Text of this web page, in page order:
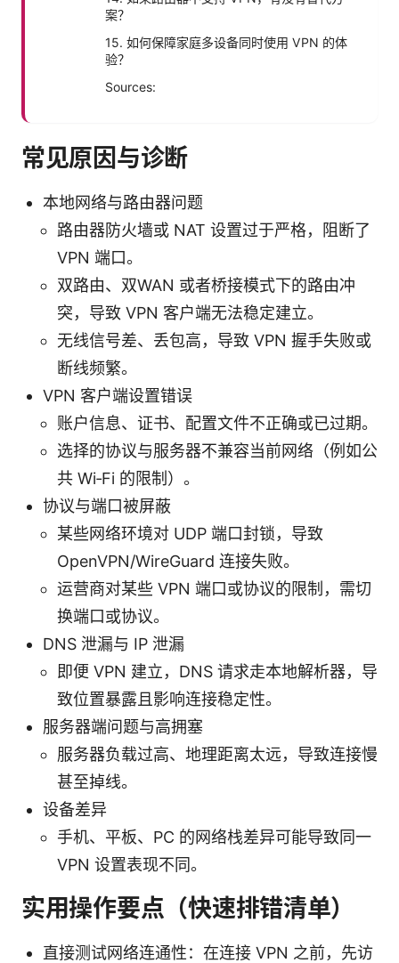
案？
15. 如何保障家庭多设备同时使用 VPN 的体
验？
Sources:
常见原因与诊断
本地网络与路由器问题
路由器防火墙或 NAT 设置过于严格，阻断了
VPN 端口。
双路由、双WAN 或者桥接模式下的路由冲
突，导致 VPN 客户端无法稳定建立。
无线信号差、丢包高，导致 VPN 握手失败或
断线频繁。
VPN 客户端设置错误
账户信息、证书、配置文件不正确或已过期。
选择的协议与服务器不兼容当前网络（例如公
共 Wi‑Fi 的限制）。
协议与端口被屏蔽
某些网络环境对 UDP 端口封锁，导致
OpenVPN/WireGuard 连接失败。
运营商对某些 VPN 端口或协议的限制，需切
换端口或协议。
DNS 泄漏与 IP 泄漏
即便 VPN 建立，DNS 请求走本地解析器，导
致位置暴露且影响连接稳定性。
服务器端问题与高拥塞
服务器负载过高、地理距离太远，导致连接慢
甚至掉线。
设备差异
手机、平板、PC 的网络栈差异可能导致同一
VPN 设置表现不同。
实用操作要点（快速排错清单）
直接测试网络连通性：在连接 VPN 之前，先访